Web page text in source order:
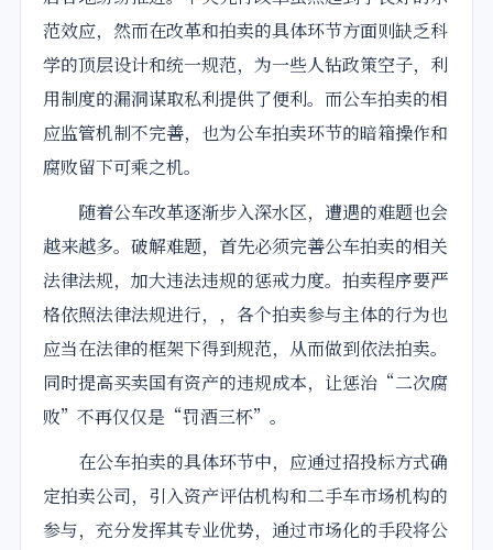
范效应，然而在改革和拍卖的具体环节方面则缺乏科
学的顶层设计和统一规范，为一些人钻政策空子，利
用制度的漏洞谋取私利提供了便利。而公车拍卖的相
应监管机制不完善，也为公车拍卖环节的暗箱操作和
腐败留下可乘之机。
随着公车改革逐渐步入深水区，遭遇的难题也会
越来越多。破解难题，首先必须完善公车拍卖的相关
法律法规，加大违法违规的惩戒力度。拍卖程序要严
格依照法律法规进行，，各个拍卖参与主体的行为也
应当在法律的框架下得到规范，从而做到依法拍卖。
同时提高买卖国有资产的违规成本，让惩治“二次腐
败”不再仅仅是“罚酒三杯”。
在公车拍卖的具体环节中，应通过招投标方式确
定拍卖公司，引入资产评估机构和二手车市场机构的
参与，充分发挥其专业优势，通过市场化的手段将公